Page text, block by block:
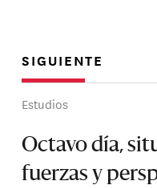
SIGUIENTE
Estudios
Octavo día,
fuerzas y